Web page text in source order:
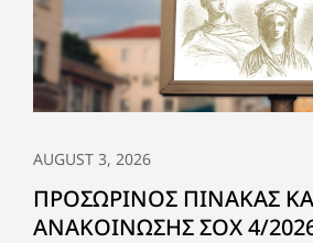
AUGUST 3, 2026
ΠΡΟΣΩΡΙΝΟΣ ΠΙΝΑΚΑΣ
ΑΝΑΚΟΙΝΩΣΗΣ ΣΟΧ 4/